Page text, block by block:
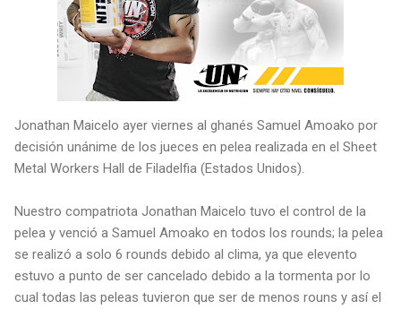
Jonathan Maicelo ayer viernes al ghanés Samuel Amoako por
decisión unánime de los jueces en pelea realizada en el Sheet
Metal Workers Hall de Filadelfia (Estados Unidos).
Nuestro compatriota Jonathan Maicelo tuvo el control de la
pelea y venció a Samuel Amoako en todos los rounds; la pelea
se realizó a solo 6 rounds debido al clima, ya que elevento
estuvo a punto de ser cancelado debido a la tormenta por lo
cual todas las peleas tuvieron que ser de menos rouns y así el